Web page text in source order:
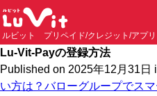
ルビット プリペイド/クレジット/アプリ
Lu-Vit-Payの登録方法
Published on 2025年12月31日
い方は？バローグループでス